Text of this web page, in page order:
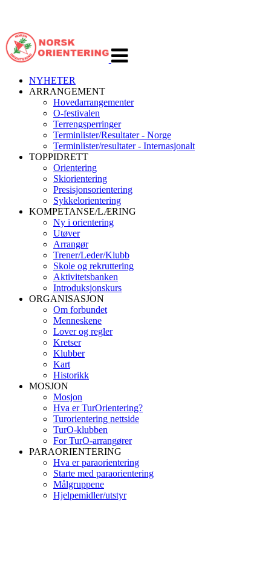
navigasjon
NYHETER
ARRANGEMENT
Hovedarrangementer
O-festivalen
Terrengsperringer
Terminlister/Resultater - Norge
Terminlister/resultater - Internasjonalt
TOPPIDRETT
Orientering
Skiorientering
Presisjonsorientering
Sykkelorientering
KOMPETANSE/LÆRING
Ny i orientering
Utøver
Arrangør
Trener/Leder/Klubb
Skole og rekruttering
Aktivitetsbanken
Introduksjonskurs
ORGANISASJON
Om forbundet
Menneskene
Lover og regler
Kretser
Klubber
Kart
Historikk
MOSJON
Mosjon
Hva er TurOrientering?
Turorientering nettside
TurO-klubben
For TurO-arrangører
PARAORIENTERING
Hva er paraorientering
Starte med paraorientering
Målgruppene
Hjelpemidler/utstyr